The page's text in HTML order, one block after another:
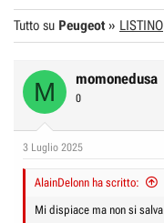
r
e
t
o
e
s
a
t
d
z
i
Tutto su Peugeot» LISTINO
M momonedusa
0
3 Luglio 2025
AlainDelonn ha scritto:
Mi dispiace ma non si